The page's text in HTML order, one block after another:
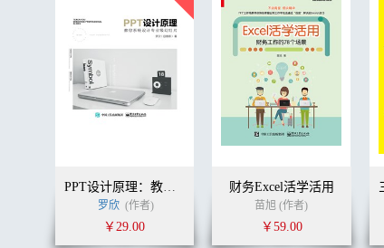
PPT设计原理：教你系统设计专业级幻灯片
罗欣 (作者)
￥29.00
财务Excel活学活用
苗旭 (作者)
￥59.00